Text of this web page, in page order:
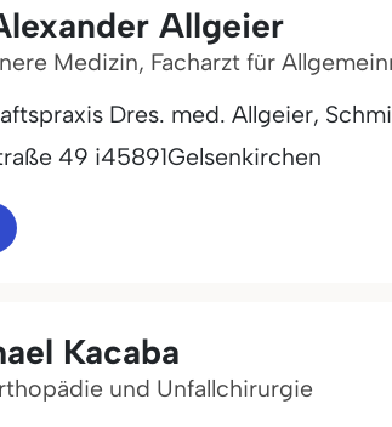
Allgeier
Medizin, Facharzt für
Dres. med. Allgeier,
49 i45891Gelsenkirchen
Kacaba
und Unfallchirurgie